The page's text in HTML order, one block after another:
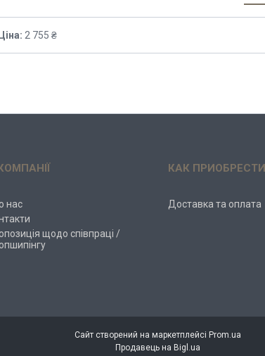
2 755 ₴
нас
щодо співпраці /
КАК ПРИОБРЕСТИ
Доставка та оплата
Сайт створений на маркетплейсі Prom.ua
Продавець на Bigl.ua